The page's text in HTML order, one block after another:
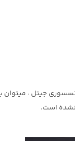
جیتل ،
نشده است.